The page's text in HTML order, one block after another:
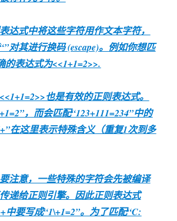
达式中将这些字符用作文本字符，
对其进行换码 (escape)。例如你想匹
的表达式为<<1+1=2>>.
也是有效的正则表达式。
，而会匹配“123+111=234”中的
在这里表示特殊含义（重复1次到多
注意，一些特殊的字符会先被编译
递给正则引擎。因此正则表达式
中要写成“1\+1=2”。为了匹配“C: